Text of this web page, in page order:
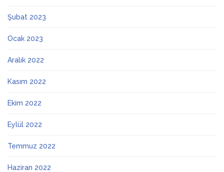
Şubat 2023
Ocak 2023
Aralık 2022
Kasım 2022
Ekim 2022
Eylül 2022
Temmuz 2022
Haziran 2022